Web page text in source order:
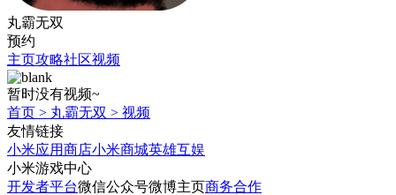
丸霸无双
预约
主页攻略社区视频
暂时没有视频~
首页 > 丸霸无双 > 视频
友情链接
小米应用商店小米商城英雄互娱
小米游戏中心
开发者平台微信公众号微博主页商务合作